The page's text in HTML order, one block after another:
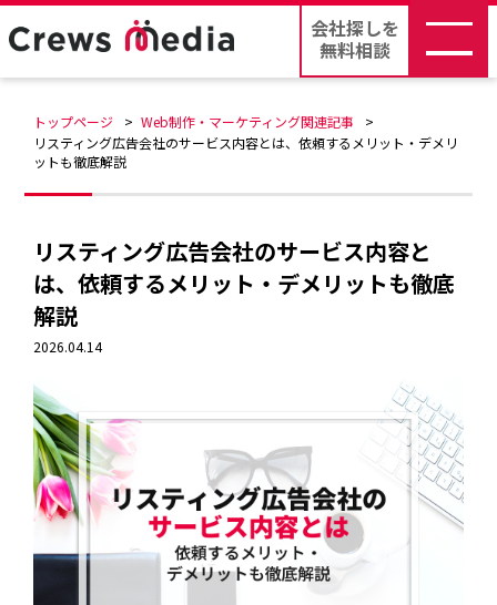
会社探しを
無料相談
トップページ
Web制作・マーケティング関連記事
リスティング広告会社のサービス内容とは、依頼するメリット・デメリ
ットも徹底解説
リスティング広告会社のサービス内容と
は、依頼するメリット・デメリットも徹底
解説
2026.04.14